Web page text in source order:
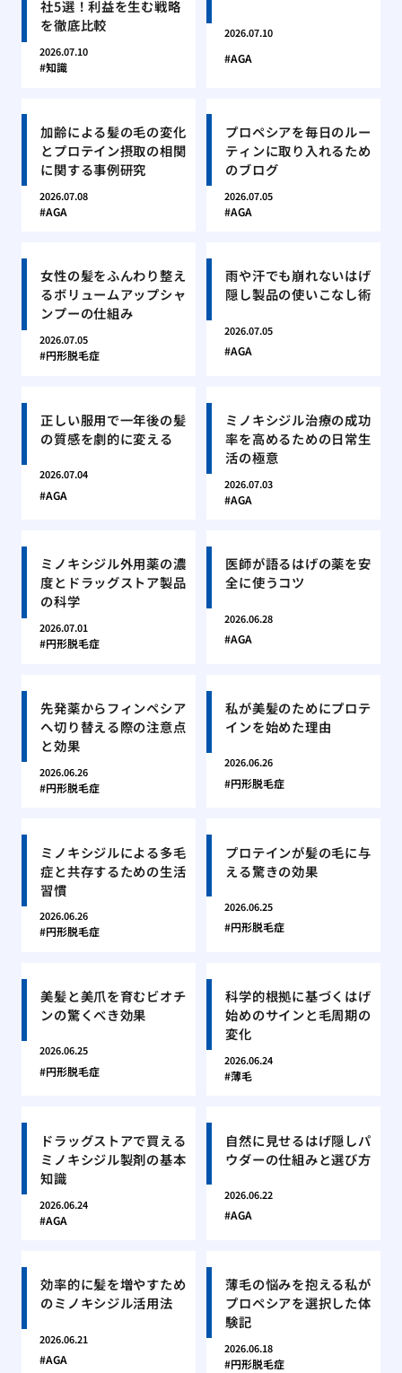
社5選！利益を生む戦略
を徹底比較
2026.07.10
知識
2026.07.10
AGA
加齢による髪の毛の変化
とプロテイン摂取の相関
に関する事例研究
2026.07.08
AGA
プロペシアを毎日のルー
ティンに取り入れるため
のブログ
2026.07.05
AGA
女性の髪をふんわり整え
るボリュームアップシャ
ンプーの仕組み
2026.07.05
円形脱毛症
雨や汗でも崩れないはげ
隠し製品の使いこなし術
2026.07.05
AGA
正しい服用で一年後の髪
の質感を劇的に変える
2026.07.04
AGA
ミノキシジル治療の成功
率を高めるための日常生
活の極意
2026.07.03
AGA
ミノキシジル外用薬の濃
度とドラッグストア製品
の科学
2026.07.01
円形脱毛症
医師が語るはげの薬を安
全に使うコツ
2026.06.28
AGA
先発薬からフィンペシア
へ切り替える際の注意点
と効果
2026.06.26
円形脱毛症
私が美髪のためにプロテ
インを始めた理由
2026.06.26
円形脱毛症
ミノキシジルによる多毛
症と共存するための生活
習慣
2026.06.26
円形脱毛症
プロテインが髪の毛に与
える驚きの効果
2026.06.25
円形脱毛症
美髪と美爪を育むビオチ
ンの驚くべき効果
2026.06.25
円形脱毛症
科学的根拠に基づくはげ
始めのサインと毛周期の
変化
2026.06.24
薄毛
ドラッグストアで買える
ミノキシジル製剤の基本
知識
2026.06.24
AGA
自然に見せるはげ隠しパ
ウダーの仕組みと選び方
2026.06.22
AGA
効率的に髪を増やすため
のミノキシジル活用法
2026.06.21
AGA
薄毛の悩みを抱える私が
プロペシアを選択した体
験記
2026.06.18
円形脱毛症